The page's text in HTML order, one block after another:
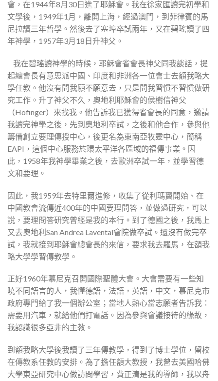
會，在1944年8月30日進了耶穌會。我在徐家匯讀完初學和
文學後，1949年1月，離開上海，經過澳門，到菲律賓的馬
尼拉讀三年哲學。然後去了塞埠卒試兩年，又在碧瑤讀了四
年神學，1957年3月18日升神父。
我在碧瑤讀神學的時候，耶穌會省會長神父同我談話，提
起總會長有意思派中國、印度和非洲各一位會士去額我略大
學任教。他沒有問我願不願意去，只是問我習慣不習慣做研
究工作。升了神父不久，奧地利耶穌會的侯樹信神父
（Hofinger）來找我。他告訴我已獲得省會長的同意，邀請
我讀完神學之後，先到奧地利卒試，之後和他合作，參與他
籌備創立要理傳授中心，後更名為東南亞牧靈中心，簡稱
EAPI，這個中心服務於環太平洋各區域的福傳事業。因
此，1958年我神學畢業之後，去歐洲卒試一年，並學習德
文和要理。
因此，我1959年去特里爾進修，收集了從利瑪竇開始、在
中國教會流傳近400年的中國要理問答，並做過研究，可以
說，要理問答研究曾經是我的本行。到了德國之後，我馬上
又去奧地利San Andrea Lavental會院做卒試。還沒有做完卒
試，我就接到耶穌會總會長的來信，要求我去羅馬，在額我
略大學學習傳教學。
正好1960年慕尼克召開國際聖體大會。大會需要有一些知
曉不同語言的人，我懂德語，法語，英語，中文，慕尼克市
政府專門給了我一個辦公室；當地人熱心當志願者告訴我：
需要用汽車，就給他們打電話。因為參與會議接待的緣故，
我認識很多亞非的主教。
到額我略大學後我讀了三年傳教學，得到了博士學位，留校
在傳教系任教的安排。為了擔任額大教授，我曾去美國哈佛
大學東亞研究中心做訪問學習，費正清是我的導師，我以舟